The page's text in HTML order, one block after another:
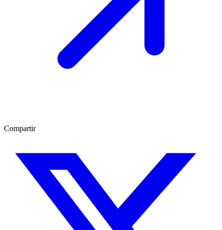
Compartir